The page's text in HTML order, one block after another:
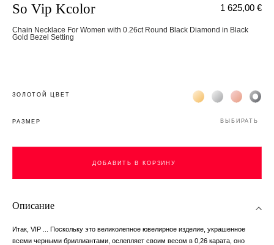
So Vip Kcolor
Chain Necklace For Women with 0.26ct Round Black Diamond in Black
Gold Bezel Setting
1 625,00 €
ЗОЛОТОЙ ЦВЕТ Жёлтое золото 18К
Белое золото
Розовое
РАЗМЕР ВЫБИРАТЬ
ДОБАВИТЬ В КОРЗИНУ
Описание
Итак, VIP ... Поскольку это великолепное ювелирное изделие, украшенное
всеми черными бриллиантами, ослепляет своим весом в 0,26 карата, оно